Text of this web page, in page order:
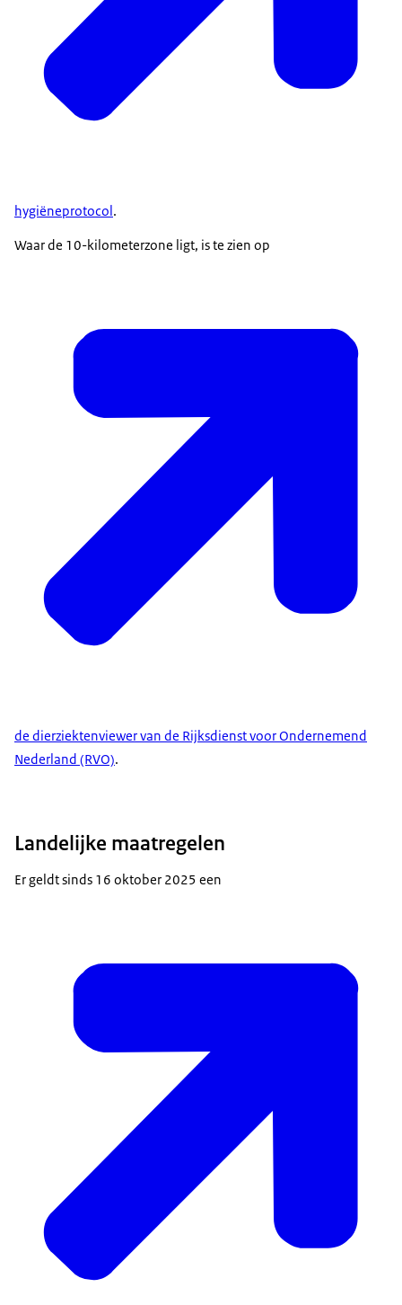
hygiëneprotocol .
Waar de 10-kilometerzone ligt, is te zien op
de dierziektenviewer van de Rijksdienst voor Ondernemend
Nederland (RVO).
Landelijke maatregelen
Er geldt sinds 16 oktober 2025 een